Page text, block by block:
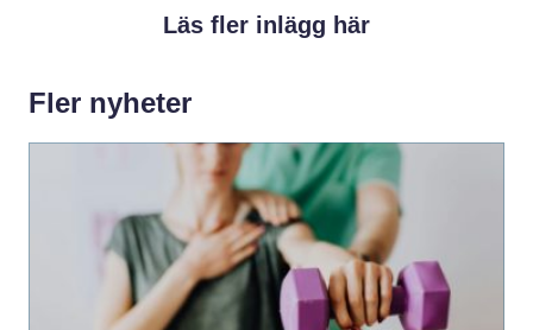
Läs fler inlägg här
Fler nyheter